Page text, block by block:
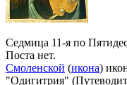
Седмица 11-я по
Поста нет.
Смоленской (икона)
"Одигитрия"